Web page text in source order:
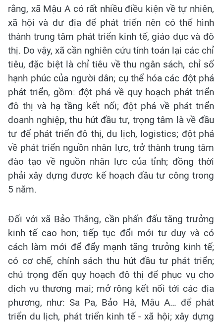
rằng, xã Mậu A có rất nhiều điều kiện về tự nhiên,
xã hội và dư địa để phát triển nên có thể hình
thành trung tâm phát triển kinh tế, giáo dục và đô
thị. Do vậy, xã cần nghiên cứu tính toán lại các chỉ
tiêu, đặc biệt là chỉ tiêu về thu ngân sách, chỉ số
hạnh phúc của người dân; cụ thể hóa các đột phá
phát triển, gồm: đột phá về quy hoạch phát triển
đô thị và hạ tầng kết nối; đột phá về phát triển
doanh nghiệp, thu hút đầu tư, trọng tâm là về đầu
tư để phát triển đô thị, du lịch, logistics; đột phá
về phát triển nguồn nhân lực, trở thành trung tâm
đào tạo về nguồn nhân lực của tỉnh; đồng thời
phải xây dựng được kế hoạch đầu tư công trong
5 năm.
Đối với xã Bảo Thắng, cần phấn đấu tăng trưởng
kinh tế cao hơn; tiếp tục đổi mới tư duy và có
cách làm mới để đẩy mạnh tăng trưởng kinh tế;
có cơ chế, chính sách thu hút đầu tư phát triển;
chú trọng đến quy hoạch đô thị để phục vụ cho
dịch vụ thương mại; mở rộng kết nối tới các địa
phương, như: Sa Pa, Bảo Hà, Mậu A… để phát
triển du lịch, phát triển kinh tế - xã hội; xây dựng